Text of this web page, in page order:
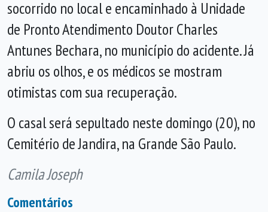
socorrido no local e encaminhado à Unidade
de Pronto Atendimento Doutor Charles
Antunes Bechara, no município do acidente. Já
abriu os olhos, e os médicos se mostram
otimistas com sua recuperação.
O casal será sepultado neste domingo (20), no
Cemitério de Jandira, na Grande São Paulo.
Camila Joseph
Comentários